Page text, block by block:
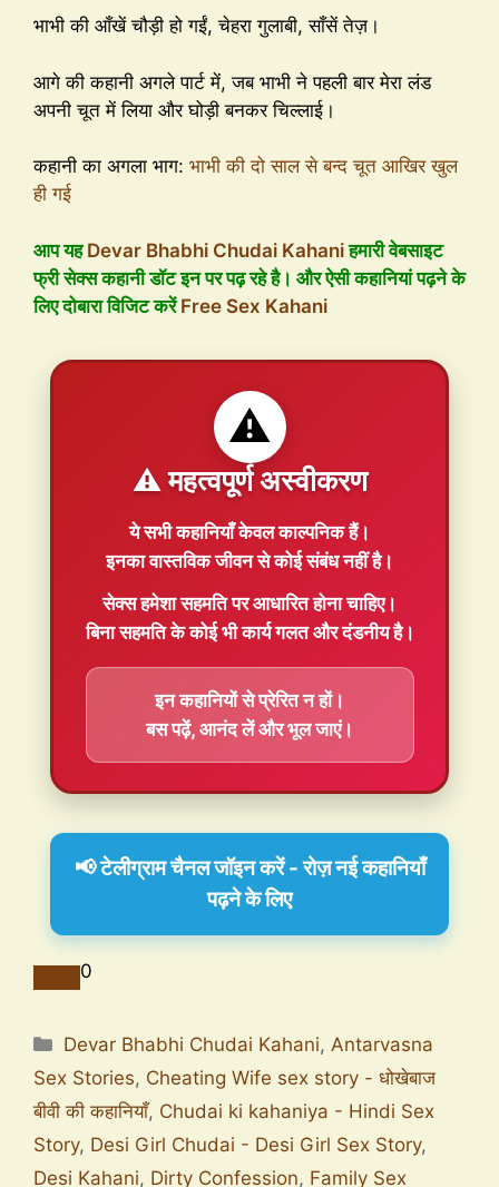
भाभी की आँखें चौड़ी हो गईं, चेहरा गुलाबी, साँसें तेज़।
आगे की कहानी अगले पार्ट में, जब भाभी ने पहली बार मेरा लंड
अपनी चूत में लिया और घोड़ी बनकर चिल्लाई।
कहानी का अगला भाग: भाभी की दो साल से बन्द चूत आखिर खुल
ही गई
आप यहDevar Bhabhi Chudai Kahaniहमारी वेबसाइट
फ्री सेक्स कहानी डॉट इन पर पढ़ रहे है। और ऐसी कहानियां पढ़ने के
लिए दोबारा विजिट करेंFree Sex Kahani
⚠️
⚠️ महत्वपूर्ण अस्वीकरण
ये सभी कहानियाँकेवल काल्पनिकहैं।
इनका वास्तविक जीवन से कोई संबंध नहीं है।
सेक्स हमेशासहमतिपर आधारित होना चाहिए।
बिना सहमति के कोई भी कार्य गलत और दंडनीय है।
इन कहानियों से प्रेरित न हों।
बस पढ़ें, आनंद लें और भूल जाएं।
📢 टेलीग्राम चैनल जॉइन करें - रोज़ नई कहानियाँ
पढ़ने के लिए
0
Devar Bhabhi Chudai Kahani, Antarvasna
Sex Stories, Cheating Wife sex story - धोखेबाज
बीवी की कहानियाँ, Chudai ki kahaniya - Hindi Sex
Story, Desi Girl Chudai - Desi Girl Sex Story,
Desi Kahani, Dirty Confession, Family Sex